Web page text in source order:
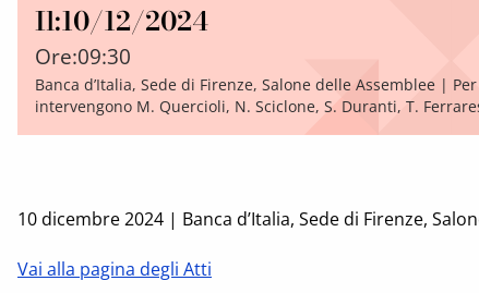
Il:10/12/2024
Ore:09:30
Banca d’Italia, Sede di Firenze, Salone delle Assemblee | Per
intervengono M. Quercioli, N. Sciclone, S. Duranti, T.
10 dicembre 2024 | Banca d’Italia, Sede di Firenze,
Vai alla pagina degli Atti